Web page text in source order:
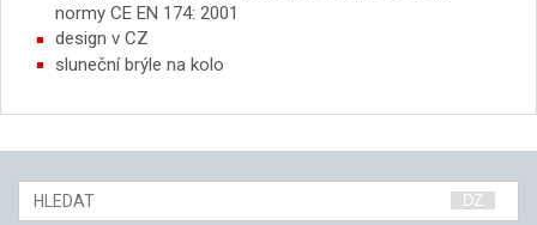
normy CE EN 174: 2001
design v CZ
sluneční brýle na kolo